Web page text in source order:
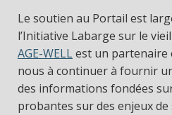
Le soutien au Portail est
l’Initiative Labarge sur le
AGE-WELLest un partenaire
nous à continuer à fournir
des informations fondées
probantes sur des enjeux